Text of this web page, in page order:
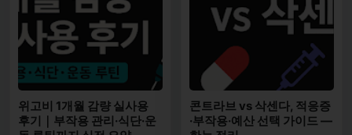
위고비 1개월 감량 실사용
후기｜부작용 관리·식단·운
콘트라브 vs 삭센다, 적응증
·부작용·예산 선택 가이드 —